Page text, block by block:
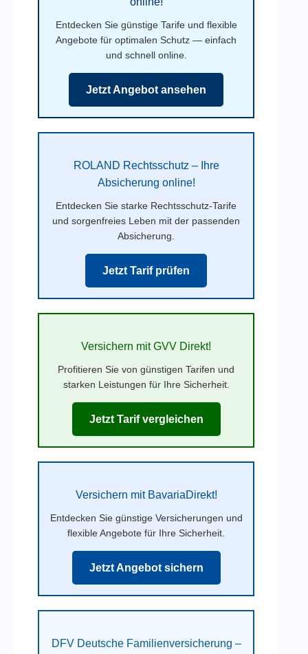
Entdecken Sie günstige Tarife und flexible
Angebote für optimalen Schutz — einfach
und schnell online.
Jetzt Angebot ansehen
ROLAND Rechtsschutz – Ihre
Absicherung online!
Entdecken Sie starke Rechtsschutz-Tarife
und sorgenfreies Leben mit der passenden
Absicherung.
Jetzt Tarif prüfen
Versichern mit GVV Direkt!
Profitieren Sie von günstigen Tarifen und
starken Leistungen für Ihre Sicherheit.
Jetzt Tarif vergleichen
Versichern mit BavariaDirekt!
Entdecken Sie günstige Versicherungen und
flexible Angebote für Ihre Sicherheit.
Jetzt Angebot sichern
DFV Deutsche Familienversicherung –